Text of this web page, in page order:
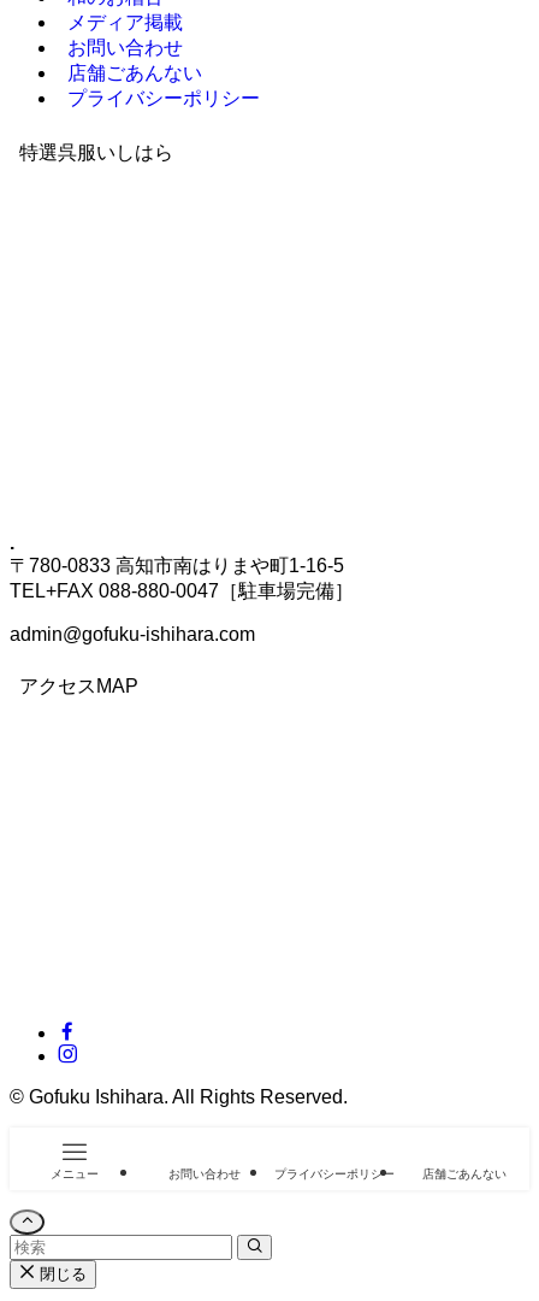
メディア掲載
お問い合わせ
店舗ごあんない
プライバシーポリシー
特選呉服いしはら
.
〒780-0833 高知市南はりまや町1-16-5
TEL+FAX 088-880-0047［駐車場完備］
admin@gofuku-ishihara.com
アクセスMAP
© Gofuku Ishihara. All Rights Reserved.
メニュー お問い合わせ プライバシーポリシー 店舗ごあんない
閉じる